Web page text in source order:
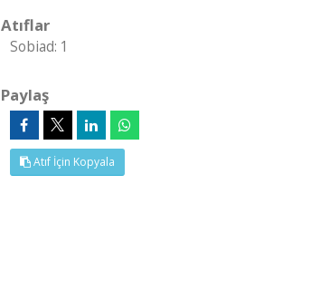
Atıflar
Sobiad: 1
Paylaş
Atıf İçin Kopyala